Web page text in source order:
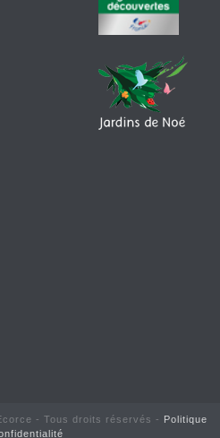
- Tous droits réservés - Politique